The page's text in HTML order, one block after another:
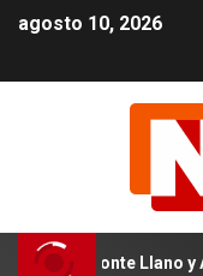
agosto 10, 2026
Monte Llano y Aguayo